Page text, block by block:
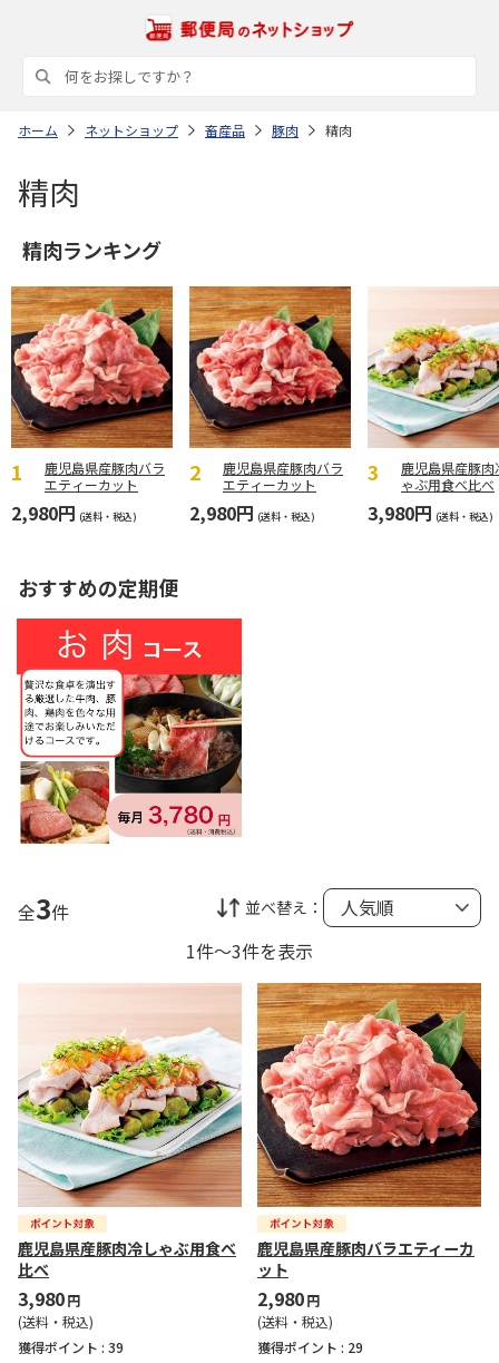
ホーム ネットショップ 畜産品 豚肉 精肉
精肉
精肉ランキング
鹿児島県産豚肉バラ
エティーカット
2,980円 (送料・税込)
鹿児島県産豚肉バラ
エティーカット
2,980円 (送料・税込)
鹿児島県産豚肉
ゃぶ用食べ比べ
3,980円 (送料・税込)
おすすめの定期便
全3件 並べ替え：
1件～3件を表示
鹿児島県産豚肉冷しゃぶ用食べ
比べ
3,980円
(送料・税込)
獲得ポイント : 39
鹿児島県産豚肉バラエティーカ
ット
2,980円
(送料・税込)
獲得ポイント : 29